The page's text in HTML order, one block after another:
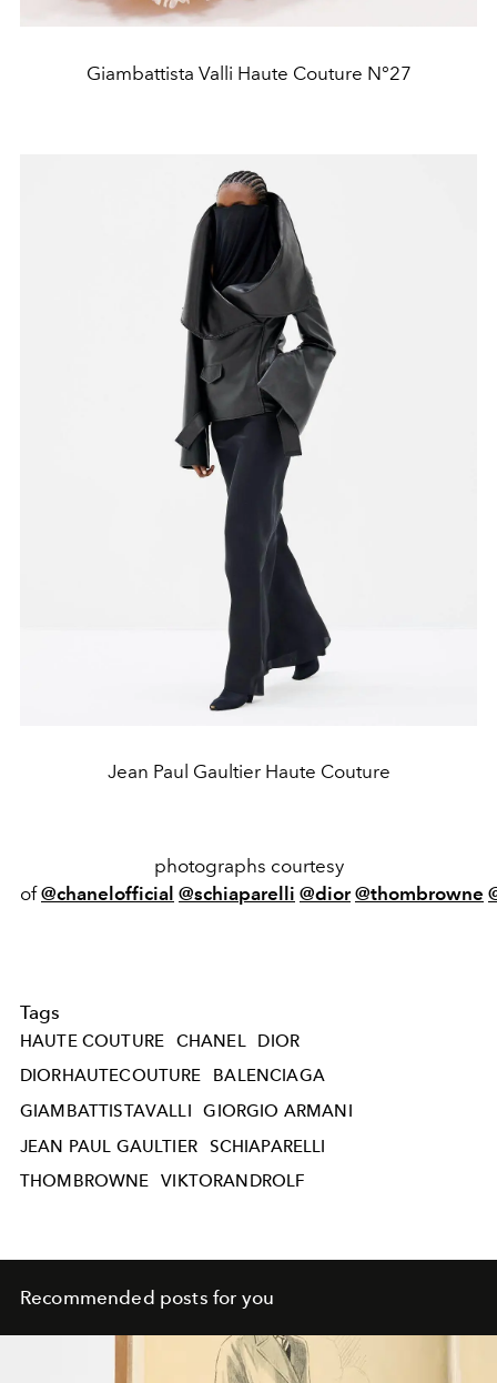
Giambattista Valli Haute Couture N°27
Jean Paul Gaultier Haute Couture
photographs courtesy
of @chanelofficial @schiaparelli @dior @thombrowne
Tags
HAUTE COUTURE CHANEL
DIOR
DIORHAUTECOUTURE
BALENCIAGA
GIAMBATTISTAVALLI
GIORGIO ARMANI
JEAN PAUL GAULTIER
SCHIAPARELLI
THOMBROWNE
VIKTORANDROLF
Recommended posts for you